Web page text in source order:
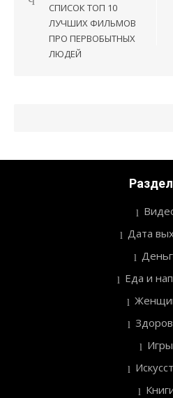
записям
СПИСОК ТОП 10
ЛУЧШИХ ФИЛЬМОВ
ПРО ПЕРВОБЫТНЫХ
ЛЮДЕЙ
Дата
Еда и
Игры